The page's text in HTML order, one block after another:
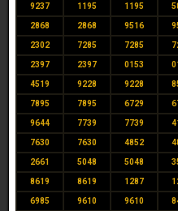
9237 1195 1195
2868 2868 9516
2302 7285 7285
2397 2397 0153
4519 9228 9228
7895 7895 6729
9644 7739 7739
7630 7630 4852
2661 5048 5048
8619 8619 1287
6985 9610 9610